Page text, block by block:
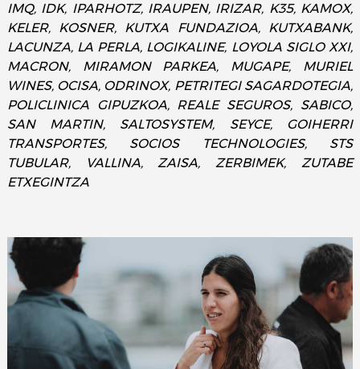
IMQ, IDK, IPARHOTZ, IRAUPEN, IRIZAR, K35, KAMOX,
KELER, KOSNER, KUTXA FUNDAZIOA, KUTXABANK,
LACUNZA, LA PERLA, LOGIKALINE, LOYOLA SIGLO XXI,
MACRON, MIRAMON PARKEA, MUGAPE, MURIEL
WINES, OCISA, ODRINOX, PETRITEGI SAGARDOTEGIA,
POLICLINICA GIPUZKOA, REALE SEGUROS, SABICO,
SAN MARTIN, SALTOSYSTEM, SEYCE, GOIHERRI
TRANSPORTES, SOCIOS TECHNOLOGIES, STS
TUBULAR, VALLINA, ZAISA, ZERBIMEK, ZUTABE
ETXEGINTZA